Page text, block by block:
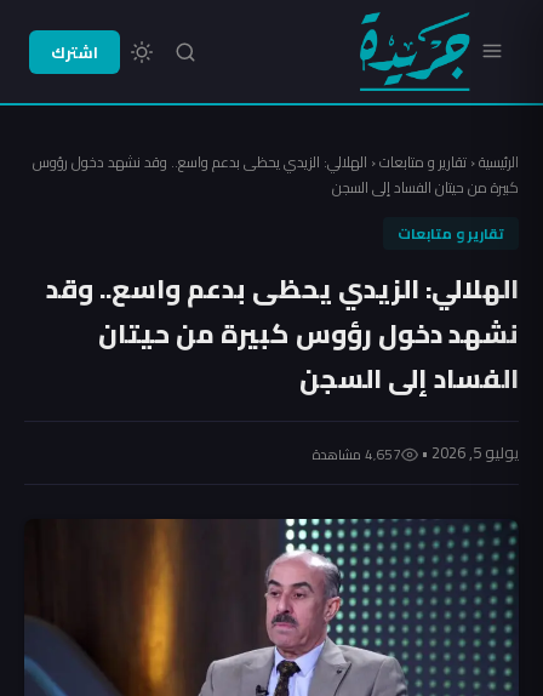
اشترك
الرئيسية‹تقارير و متابعات‹ الهلالي: الزيدي يحظى بدعم واسع.. وقد نشهد دخول رؤوس
كبيرة من حيتان الفساد إلى السجن
تقارير و متابعات
الهلالي: الزيدي يحظى بدعم واسع.. وقد
نشهد دخول رؤوس كبيرة من حيتان
الفساد إلى السجن
يوليو 5, 2026 • 4٬657 مشاهدة